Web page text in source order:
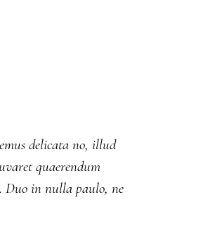
delicata no, illud
quaerendum
Duo in nulla paulo, ne